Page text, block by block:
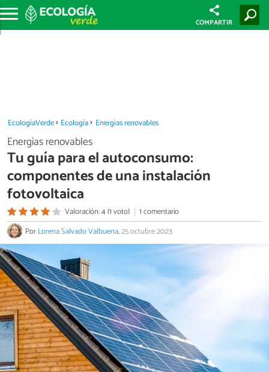
COMPARTIR
EcologíaVerde Ecología Energías renovables
Energías renovables
Tu guía para el autoconsumo:
componentes de una instalación
fotovoltaica
Valoración: 4 (1 voto)
1 comentario
PorLorena Salvado Valbuena.25 octubre 2023